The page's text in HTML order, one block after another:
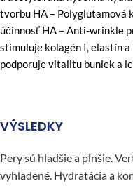
tvorbu HA – Polyglutamová
účinnosť HA – Anti-wrinkle
stimuluje kolagén I, elastín
podporuje vitalitu buniek a
VÝSLEDKY
Pery sú hladšie a plnšie.
vyhladené. Hydratácia a